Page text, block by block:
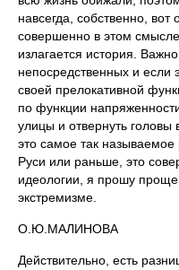
навсегда, собственно,
совершенно в этом
излагается история.
непосредственных и если
своей прелокативной
по функции
улицы и отвернуть
это самое так называемое
Руси или раньше, это
идеологии, я прошу
экстремизме.
О.Ю.МАЛИНОВА
Действительно, есть